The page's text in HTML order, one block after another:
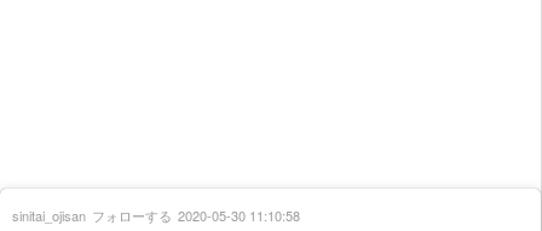
sinitai_ojisan フォローする 2020-05-30 11:10:58